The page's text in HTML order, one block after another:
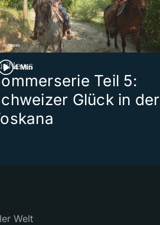
4 Min
Teil 5:
Glück in der
Welt